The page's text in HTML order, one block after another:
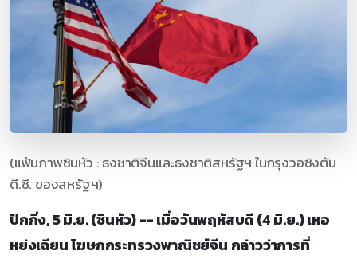
(แฟ้มภาพซินหัว : ธงชาติจีนและธงชาติสหรัฐฯ ในกรุงวอชิงตัน
ดี.ซี. ของสหรัฐฯ)
ปักกิ่ง, 5 มิ.ย. (ซินหัว) -- เมื่อวันพฤหัสบดี (4 มิ.ย.) เหอ
หย่งเฉียน โฆษกกระทรวงพาณิชย์จีน กล่าวว่าการที่